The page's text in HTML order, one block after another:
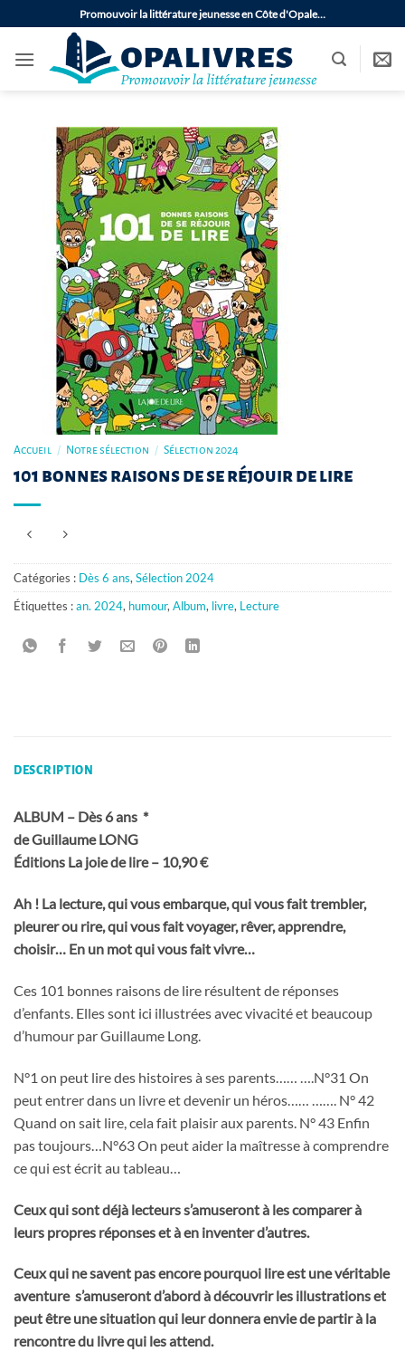
au
contenu
Promouvoir la littérature jeunesse en Côte d'Opale…
Accueil / Notre sélection / Sélection 2024
101 bonnes raisons de se réjouir de lire
Catégories : Dès 6 ans,Sélection 2024
Étiquettes :an. 2024, humour,Album, livre, Lecture
DESCRIPTION
ALBUM – Dès 6 ans *
de Guillaume LONG
Éditions La joie de lire – 10,90 €
Ah ! La lecture, qui vous embarque, qui vous fait trembler,
pleurer ou rire, qui vous fait voyager, rêver, apprendre,
choisir… En un mot qui vous fait vivre…
Ces 101 bonnes raisons de lire résultent de réponses
d’enfants. Elles sont ici illustrées avec vivacité et beaucoup
d’humour par Guillaume Long.
N°1 on peut lire des histoires à ses parents…… ….N°31 On
peut entrer dans un livre et devenir un héros…… ……. N° 42
Quand on sait lire, cela fait plaisir aux parents. N° 43 Enfin
pas toujours…N°63 On peut aider la maîtresse à comprendre
ce qui est écrit au tableau…
Ceux qui sont déjà lecteurs s’amuseront à les comparer à
leurs propres réponses et à en inventer d’autres.
Ceux qui ne savent pas encore pourquoi lire est une véritable
aventure s’amuseront d’abord à découvrir les illustrations et
peut être une situation qui leur donnera envie de partir à la
rencontre du livre qui les attend.